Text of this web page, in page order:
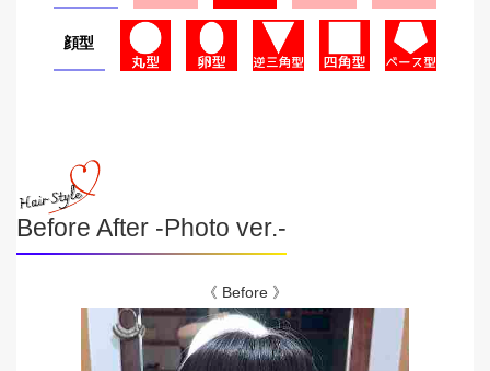
顔型
Before After -Photo ver.-
《 Before 》